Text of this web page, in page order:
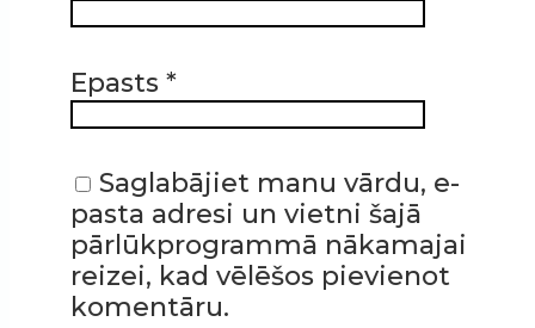
Epasts*
Saglabājiet manu vārdu, e-
pasta adresi un vietni šajā
pārlūkprogrammā nākamajai
reizei, kad vēlēšos pievienot
komentāru.